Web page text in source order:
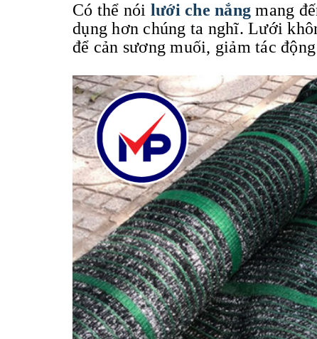
Có thể nói lưới che nắng mang
dụng hơn chúng ta nghĩ. Lưới
để cản sương muối, giảm tác